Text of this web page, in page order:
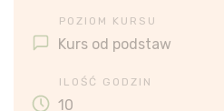
POZIOM KURSU
Kurs od podstaw
ILOŚĆ GODZIN
10